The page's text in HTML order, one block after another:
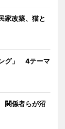
家改築、猫と
グ」 4テーマ
関係者らが沼